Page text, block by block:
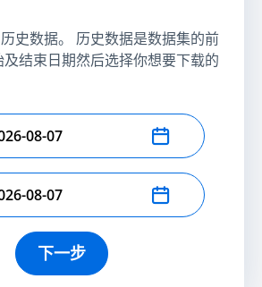
史数据。 历史数据是数据集的前
结束日期然后选择你想要下载的
期
期
下一步